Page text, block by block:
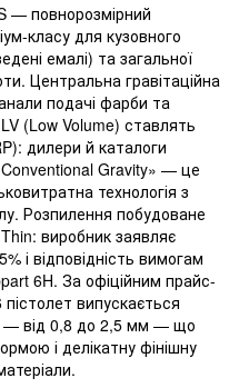
— повнорозмірний
класу для кузовного
емалі) та загальної
Центральна гравітаційна
подачі фарби та
LV (Low Volume) ставлять
дилери й каталоги
Gravity» — це
технологія з
Розпилення побудоване
виробник заявляє
і відповідність вимогам
6H. За офіційним прайс-
випускається
— від 0,8 до 2,5 мм — що
і делікатну фінішну